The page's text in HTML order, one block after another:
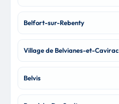
Belfort-sur-Rebenty
Village de Belvianes-et-Cavirac
Belvis